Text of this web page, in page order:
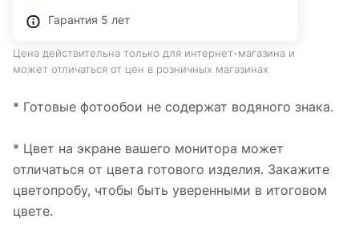
Гарантия 5 лет
Цена действительна только для интернет-магазина и
может отличаться от цен в розничных магазинах
* Готовые фотообои не содержат водяного знака.
* Цвет на экране вашего монитора может
отличаться от цвета готового изделия. Закажите
цветопробу, чтобы быть уверенными в итоговом
цвете.